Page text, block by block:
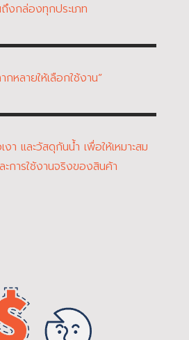
กล่องทุกประเภท
กหลายให้เลือกใช้งาน”
า และวัสดุกันน้ำ เพื่อให้เหมาะสม
ารใช้งานจริงของสินค้า